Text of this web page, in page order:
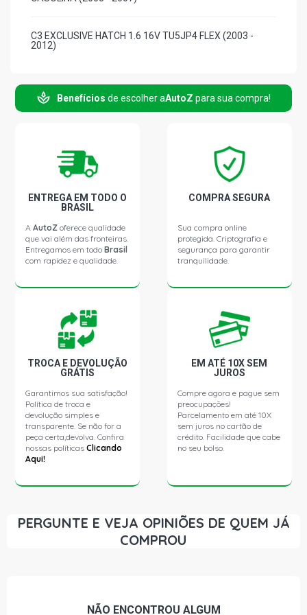
C3 EXCLUSIVE HATCH 1.6 16V TU5JP4 FLEX (2003 -
2012)
C3 GLX HATCH 1.6 16V TU5JP4 FLEX (2002 - 2012)
C3 PICASSO GLX MINIVAN 1.6 16V TU5JP4 FLEX (2011 -
C3 EXCLUSIVE HATCH 1.6 16V TU5JP4 GASOLINA (2003
- 2011)
XSARA EXCLUSIVE HATCH 1.6 16V TU5JP4 GASOLINA
(2001 - 2001)
2002)
XSARA GLX MINIVAN 1.6 16V GASOLINA (2005 - 2012)
XSARA BREAK GLX SW 1.6 16V TU5JP4 GASOLINA
(2001 - 2003)
206 STD HATCH 1.6 16V FLEX (2007 - 2008)
Benefícios de escolher aAutoZ para sua compra!
ENTREGA EM TODO O
BRASIL
AAutoZ oferece qualidade
que vai além das fronteiras.
Entregamos em todoBrasil
com rapidez e qualidade.
COMPRA SEGURA
Sua compra online
protegida. Criptografia e
segurança para garantir
tranquilidade.
TROCA E DEVOLUÇÃO
GRÁTIS
Garantimos sua satisfação!
Política de troca e
devolução simples e
transparente. Se não for a
peça certa,devolva. Confira
nossas políticasClicando
Aqui!
EM ATÉ 10X SEM
JUROS
Compre agora e pague sem
preocupações!
Parcelamento em até 10X
sem juros no cartão de
crédito. Facilidade que cabe
no seu bolso.
PERGUNTE E VEJA OPINIÕES DE QUEM JÁ
COMPROU
NÃO ENCONTROU ALGUM